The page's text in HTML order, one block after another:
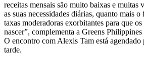
receitas mensais são muito baixas e muitas
as suas necessidades diárias, quanto mais
taxas moderadoras exorbitantes para que os
nascer”, complementa a Greens
O encontro com Alexis Tam está agendado
tarde.